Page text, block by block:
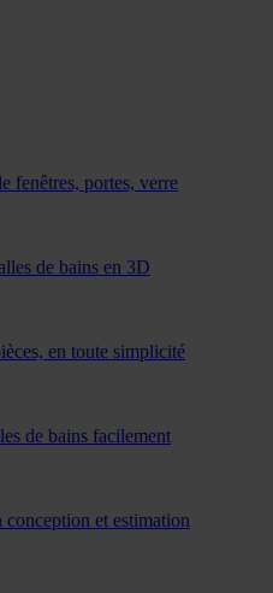
fenêtres, portes, verre
de bains en 3D
en toute simplicité
de bains facilement
et estimation